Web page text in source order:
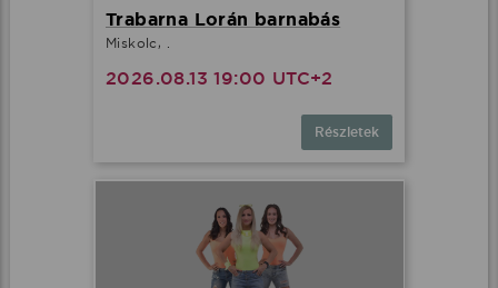
Trabarna Lorán barnabás
Miskolc, .
2026.08.13 19:00 UTC+2
Részletek